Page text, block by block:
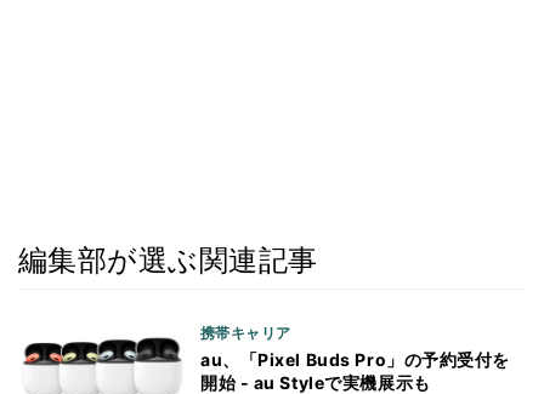
編集部が選ぶ関連記事
携帯キャリア
au、「Pixel Buds Pro」の予約受付を
開始 - au Styleで実機展示も